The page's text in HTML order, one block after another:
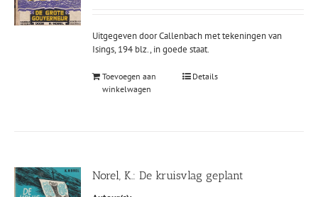
Uitgegeven door Callenbach met tekeningen van
Isings, 194 blz., in goede staat.
Toevoegen aan
winkelwagen
Details
Norel, K.: De kruisvlag geplant